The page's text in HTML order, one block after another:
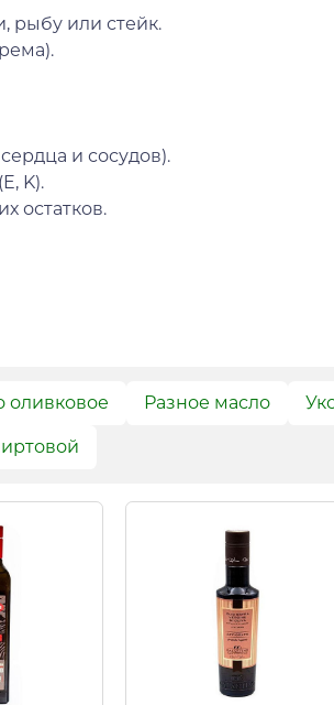
рыбу или стейк.
и сосудов).
K).
остатков.
оливковое Разное масло